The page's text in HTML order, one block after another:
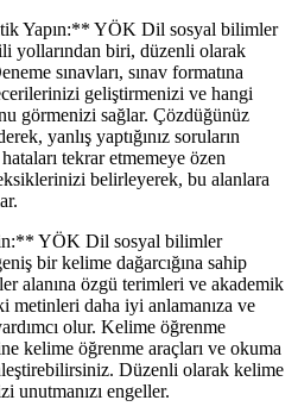
Yapın:** YÖK Dil sosyal bilimler
yollarından biri, düzenli olarak
sınavları, sınav formatına
geliştirmenizi ve hangi
görmenizi sağlar. Çözdüğünüz
yanlış yaptığınız soruların
tekrar etmemeye özen
belirleyerek, bu alanlara
YÖK Dil sosyal bilimler
bir kelime dağarcığına sahip
alanına özgü terimleri ve akademik
metinleri daha iyi anlamanıza ve
olur. Kelime öğrenme
kelime öğrenme araçları ve okuma
Düzenli olarak kelime
unutmanızı engeller.